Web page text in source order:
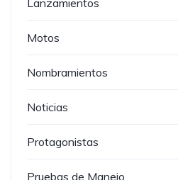
Lanzamientos
Motos
Nombramientos
Noticias
Protagonistas
Pruebas de Manejo